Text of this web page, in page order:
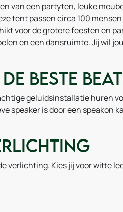
van een partyten, leuke
tent passen circa 100
voor de grotere feesten en
en een dansruimte. Jij wil
beste
geluidsinstallatie huren
speaker is door een
verlichting. Kies jij voor witte